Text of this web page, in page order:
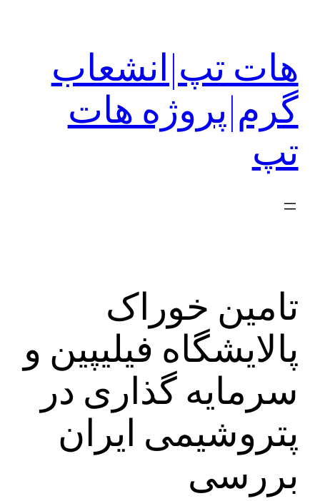
هات تپ|انشعاب
گرم|پروژه هات
تپ
تامین خوراک
پالایشگاه فیلیپین و
سرمایه گذاری در
پتروشیمی ایران
بررسی